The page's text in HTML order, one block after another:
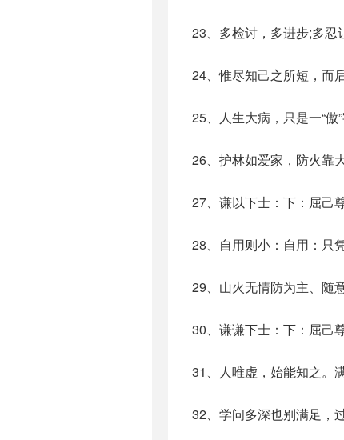
23、多检讨，多进步;多忍
24、惟尽知己之所短，而
25、人生大病，只是一“傲”
26、护林如爱家，防火靠大
27、谦以下士：下：屈己
28、自用则小：自用：只
29、山火无情防为主、随
30、谦谦下士：下：屈己
31、人唯虚，始能知之。
32、学问多深也别满足，